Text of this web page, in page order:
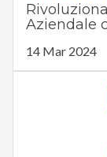
Aziendale
14 Mar 2024